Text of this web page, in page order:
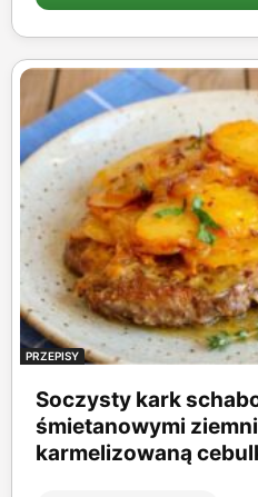
PRZEPISY
Soczysty kark
śmietanowymi
karmelizowaną